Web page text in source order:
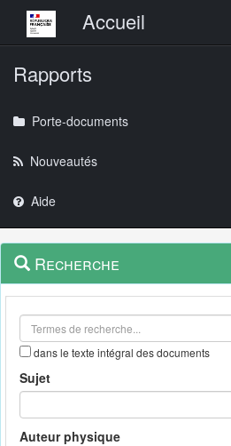
Menu principalAccueil
Rapports
Porte-documents
Nouveautés
Aide
Navigation
outils
Menu
contextuel
Recherche
dans le texte intégral des documents
Sujet
Auteur physique